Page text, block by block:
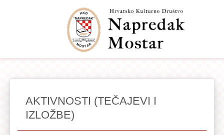
AKTIVNOSTI (TEČAJEVI I
IZLOŽBE)